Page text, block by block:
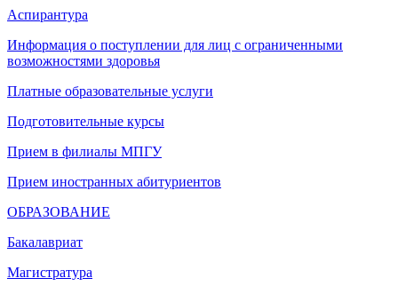
Аспирантура
Информация о поступлении для лиц с ограниченными
возможностями здоровья
Платные образовательные услуги
Подготовительные курсы
Прием в филиалы МПГУ
Прием иностранных абитуриентов
ОБРАЗОВАНИЕ
Бакалавриат
Магистратура